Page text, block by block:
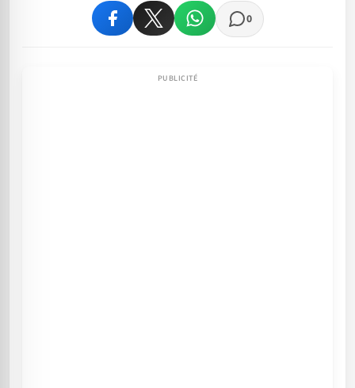
0